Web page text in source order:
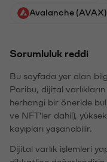
Avalanche (AVAX)
Sorumluluk reddi
Bu sayfada yer alan
Paribu, dijital
herhangi bir öneride
ve NFT'ler dahil),
kayıpları yaşanabilir.
Dijital varlık işlemleri